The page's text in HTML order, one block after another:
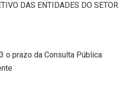
DAS ENTIDADES DO SETOR
o prazo da Consulta Pública